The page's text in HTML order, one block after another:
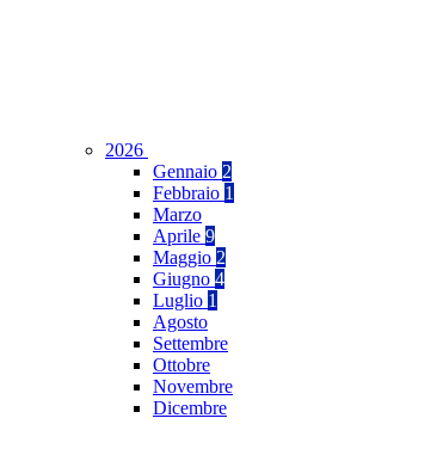
2026
Gennaio 2
Febbraio 1
Marzo
Aprile 9
Maggio 2
Giugno 4
Luglio 1
Agosto
Settembre
Ottobre
Novembre
Dicembre